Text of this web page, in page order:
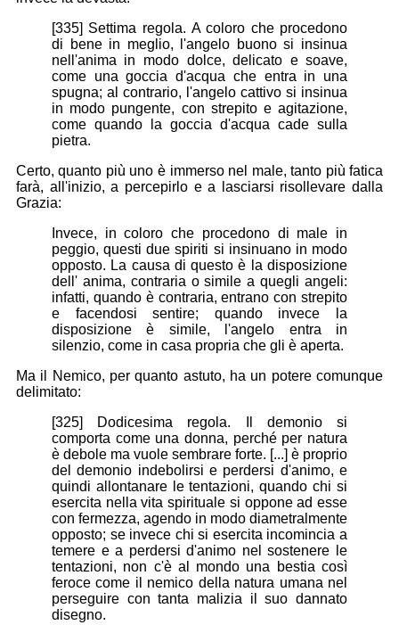
[335] Settima regola. A coloro che procedono
di bene in meglio, l'angelo buono si insinua
nell'anima in modo dolce, delicato e soave,
come una goccia d'acqua che entra in una
spugna; al contrario, l'angelo cattivo si insinua
in modo pungente, con strepito e agitazione,
come quando la goccia d'acqua cade sulla
pietra.
Certo, quanto più uno è immerso nel male, tanto più fatica
farà, all'inizio, a percepirlo e a lasciarsi risollevare dalla
Grazia:
Invece, in coloro che procedono di male in
peggio, questi due spiriti si insinuano in modo
opposto. La causa di questo è la disposizione
dell' anima, contraria o simile a quegli angeli:
infatti, quando è contraria, entrano con strepito
e facendosi sentire; quando invece la
disposizione è simile, l'angelo entra in
silenzio, come in casa propria che gli è aperta.
Ma il Nemico, per quanto astuto, ha un potere comunque
delimitato:
[325] Dodicesima regola. Il demonio si
comporta come una donna, perché per natura
è debole ma vuole sembrare forte. [...] è proprio
del demonio indebolirsi e perdersi d'animo, e
quindi allontanare le tentazioni, quando chi si
esercita nella vita spirituale si oppone ad esse
con fermezza, agendo in modo diametralmente
opposto; se invece chi si esercita incomincia a
temere e a perdersi d'animo nel sostenere le
tentazioni, non c'è al mondo una bestia così
feroce come il nemico della natura umana nel
perseguire con tanta malizia il suo dannato
disegno.